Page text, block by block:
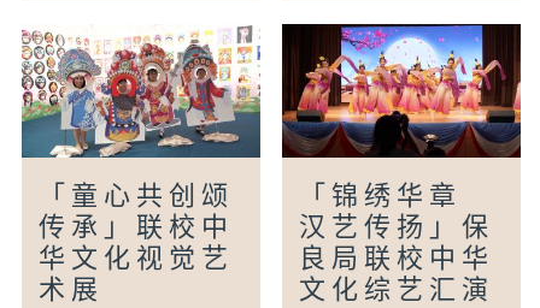
「童心共创颂
传承」联校中
华文化视觉艺
术展
「锦绣华章
汉艺传扬」保
良局联校中华
文化综艺汇演